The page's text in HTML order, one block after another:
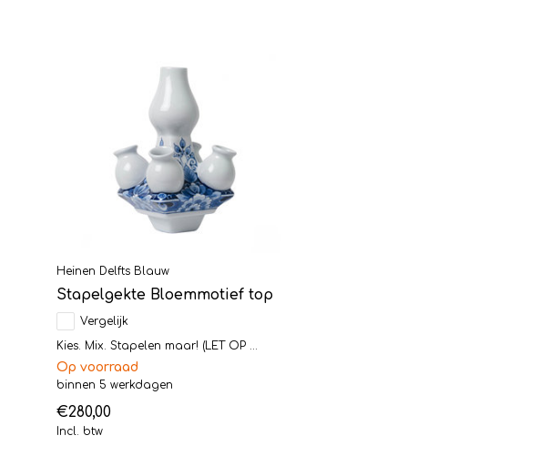
Heinen Delfts Blauw
Stapelgekte Bloemmotief top
Vergelijk
Kies. Mix. Stapelen maar! (LET OP ...
Op voorraad
binnen 5 werkdagen
€280,00
Incl. btw